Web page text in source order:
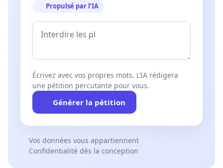
Propulsé par l’IA
Écrivez avec vos propres mots. L’IA rédigera
une pétition percutante pour vous.
Générer la pétition
Vos données vous appartiennent
Confidentialité dès la conception